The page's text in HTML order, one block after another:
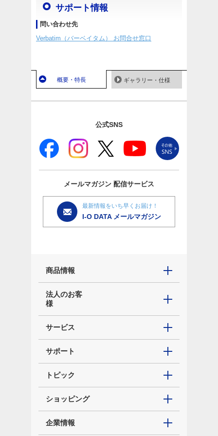
サポート情報
問い合わせ先
Verbatim（バーベイタム） お問合せ窓口
概要・特長 ギャラリー・仕様
公式SNS
メールマガジン 配信サービス
最新情報をいち早くお届け！
I-O DATA メールマガジン
商品情報
法人のお客
様
サービス
サポート
トピック
ショッピング
企業情報